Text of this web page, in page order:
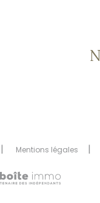
Mentions légales